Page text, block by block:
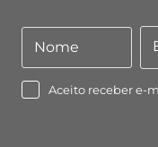
Nome
Nome
Aceito receber e-